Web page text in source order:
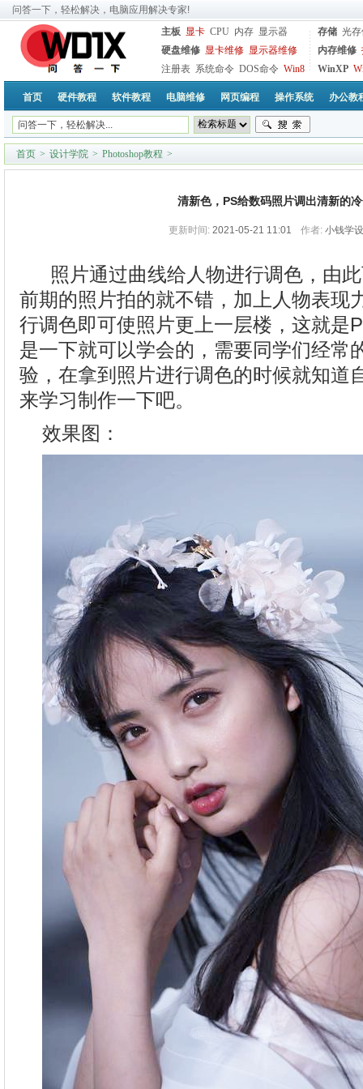
问答一下，轻松解决，电脑应用解决专家!
主板 显卡 CPU 内存 显示器
硬盘维修 显卡维修 显示器维修
注册表 系统命令 DOS命令 Win8
存储 光
内存维修
WinXP
首页 硬件教程 软件教程 电脑维修 网页编程 操作系统 办公教
首页 > 设计学院 > Photoshop教程 >
清新色，PS给数码照片调出清新的
更新时间: 2021-05-21 11:01 作者: 小钱学
照片通过曲线给人物进行调色，由
前期的照片拍的就不错，加上人物表现
行调色即可使照片更上一层楼，这就是
是一下就可以学会的，需要同学们经常
验，在拿到照片进行调色的时候就知道
来学习制作一下吧。
效果图：